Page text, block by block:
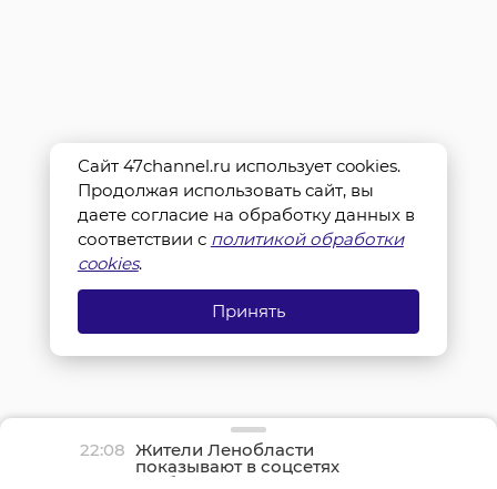
22:08 Жители Ленобласти
показывают в соцсетях
грибные трофеи
Сайт 47channel.ru использует cookies.
Продолжая использовать сайт, вы
даете согласие на обработку данных в
соответствии с политикой обработки
cookies.
Принять